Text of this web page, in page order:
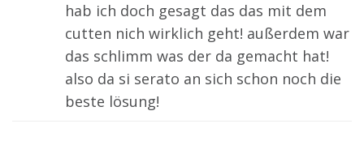
hab ich doch gesagt das das mit dem
cutten nich wirklich geht! außerdem war
das schlimm was der da gemacht hat!
also da si serato an sich schon noch die
beste lösung!